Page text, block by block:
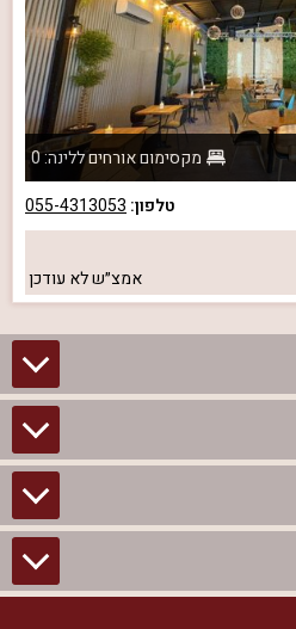
מקסימום אורחים ללינה: 0
טלפון: 055-4313053
אמצ״שלא עודכן